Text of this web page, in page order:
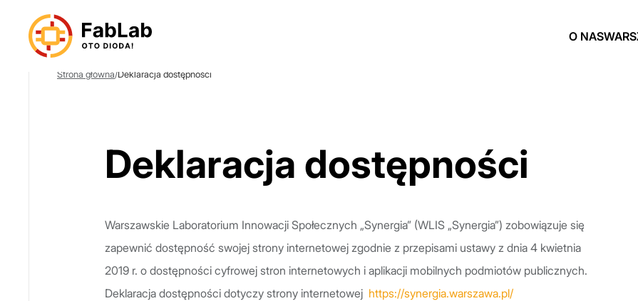
O NAS
Strona główna/Deklaracja dostępności
Deklaracja dostępności
Warszawskie Laboratorium Innowacji Społecznych „Synergia” (WLIS „Synergia”) zobowiązuje się
zapewnić dostępność swojej strony internetowej zgodnie z przepisami ustawy z dnia 4 kwietnia
2019 r. o dostępności cyfrowej stron internetowych i aplikacji mobilnych podmiotów publicznych.
Deklaracja dostępności dotyczy strony internetowej https://synergia.warszawa.pl/